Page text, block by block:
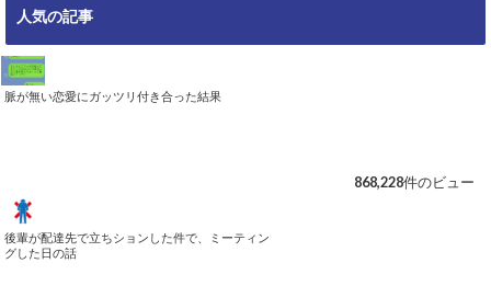
ー
人気の記事
脈が無い恋愛にガッツリ付き合った結果
868,228件のビュー
後輩が配達先で立ちションした件で、ミーティン
グした日の話